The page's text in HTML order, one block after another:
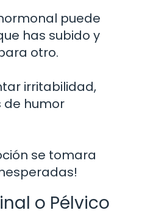
puede
has subido y
otro.
irritabilidad,
de humor
se tomara
o Pélvico